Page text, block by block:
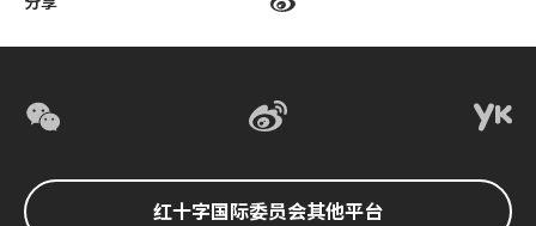
红十字国际委员会其他平台